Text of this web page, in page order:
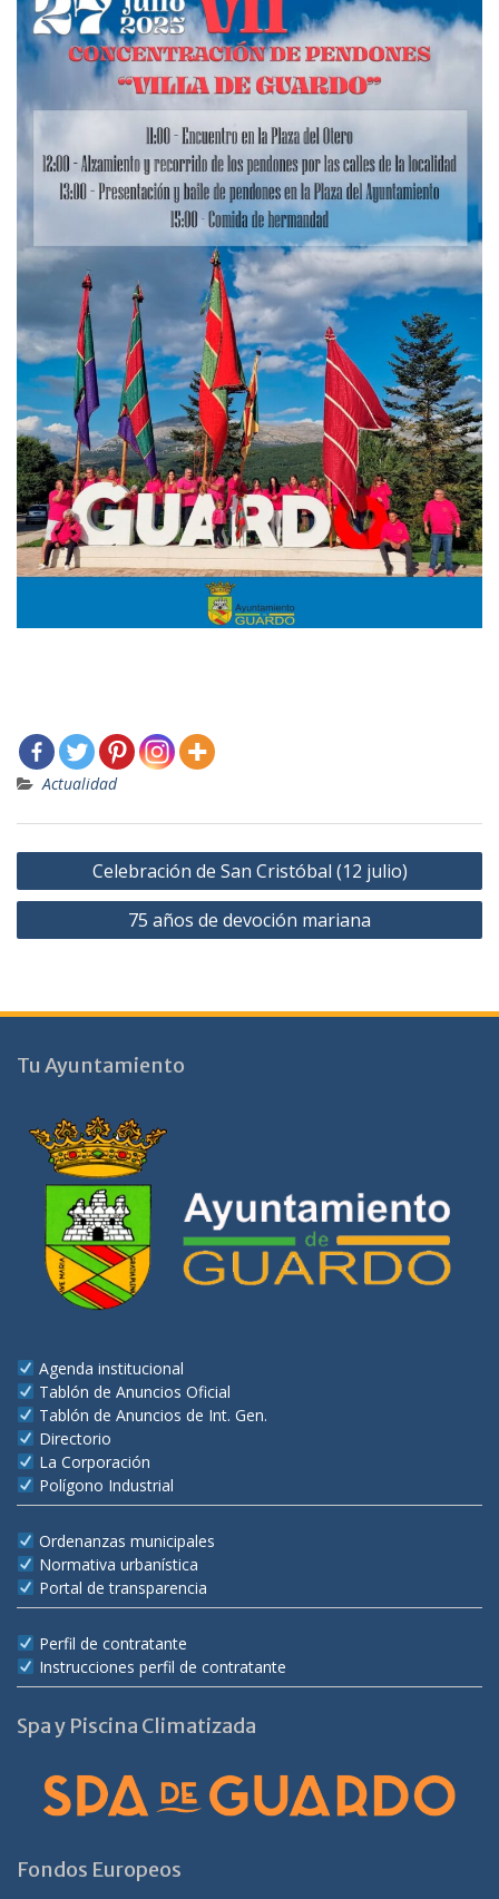
Actualidad
Navegación
de
Celebración de San Cristóbal (12 julio)
75 años de devoción mariana
Tu Ayuntamiento
Agenda institucional
Tablón de Anuncios Oficial
Tablón de Anuncios de Int. Gen.
Directorio
La Corporación
Polígono Industrial
Ordenanzas municipales
Normativa urbanística
Portal de transparencia
Perfil de contratante
Instrucciones perfil de contratante
Spa y Piscina Climatizada
Fondos Europeos